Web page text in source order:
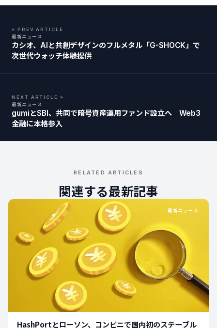
« PREV ARTICLE
最新ニュース
カシオ、AIと共創デザインのフルメタル「G-SHOCK」で
次世代ウォッチ体験提供
NEXT ARTICLE »
最新ニュース
gumiとSBI、共同で暗号資産運用ファンド設立へ Web3
金融に本格参入
RELATED ARTICLES
関連する最新記事
最新ニュース
HashPortとローソン、コンビニで国内初のステーブル